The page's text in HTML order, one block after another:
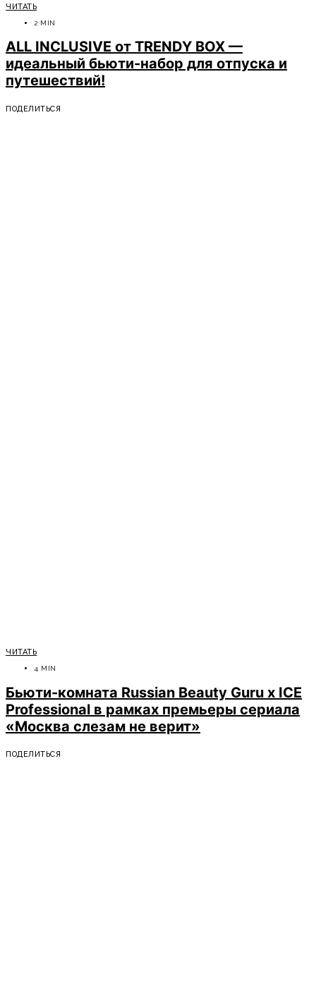
ЧИТАТЬ
2 MIN
ALL INCLUSIVE от TRENDY BOX —
идеальный бьюти-набор для отпуска и
путешествий!
ПОДЕЛИТЬСЯ
ЧИТАТЬ
4 MIN
Бьюти-комната Russian Beauty Guru х ICE
Professional в рамках премьеры сериала
«Москва слезам не верит»
ПОДЕЛИТЬСЯ